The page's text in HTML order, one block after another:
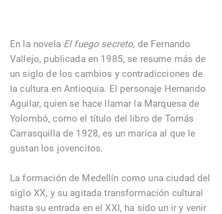
En la novela El fuego secreto, de Fernando
Vallejo, publicada en 1985, se resume más de
un siglo de los cambios y contradicciones de
la cultura en Antioquia. El personaje Hernando
Aguilar, quien se hace llamar la Marquesa de
Yolombó, como el título del libro de Tomás
Carrasquilla de 1928, es un marica al que le
gustan los jovencitos.
La formación de Medellín como una ciudad del
siglo XX, y su agitada transformación cultural
hasta su entrada en el XXI, ha sido un ir y venir